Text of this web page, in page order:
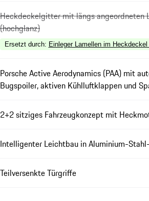
Heckdeckelgitter mit längs angeordneten
(hochglanz)
Ersetzt durch: Einleger Lamellen im
Porsche Active Aerodynamics (PAA) mit
Bugspoiler, aktiven Kühlluftklappen und
2+2 sitziges Fahrzeugkonzept mit
Intelligenter Leichtbau in Aluminium-
Teilversenkte Türgriffe